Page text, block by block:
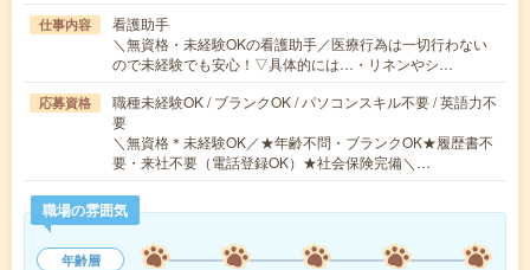
仕事内容
看護助手
＼無資格・未経験OKの看護助手／医療行為は一切行わない
ので未経験でも安心！▽具体的には…・リネンやシ…
応募資格
職種未経験OK / ブランクOK / パソコンスキル不要 / 英語力不
要
＼無資格＊未経験OK／★年齢不問・ブランクOK★履歴書不
要・来社不要（電話登録OK）★社会保険完備＼…
職場の雰囲気
年齢層